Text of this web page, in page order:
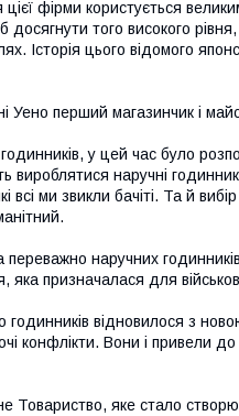
цієї фірми користується
досягнути того високого
Історія цього відомого
Уено перший магазинчик і
у цей час було
вироблятися наручні
ми звикли бачіті. Та й
наручних
яка призначалася для
годинників відновилося з
конфлікти. Вони і привели
Товариство, яке стало